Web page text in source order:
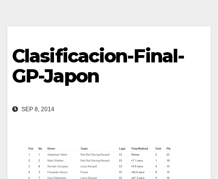
Clasificacion-Final-
GP-Japon
SEP 8, 2014